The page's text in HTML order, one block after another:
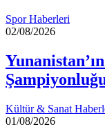
Spor Haberleri
02/08/2026
Kültür & Sanat
01/08/2026